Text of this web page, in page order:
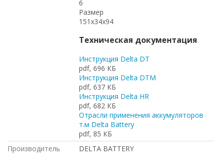
6
Размер
151x34x94
Техническая документация
Инструкция Delta DT
pdf, 696 КБ
Инструкция Delta DTM
pdf, 637 КБ
Инструкция Delta HR
pdf, 682 КБ
Отрасли применения аккумуляторов
т.м Delta Battery
pdf, 85 КБ
Производитель
DELTA BATTERY